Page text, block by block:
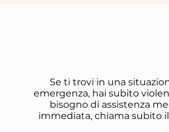
Se ti trovi in una
emergenza, hai subito
bisogno di assistenza
immediata, chiama subito il